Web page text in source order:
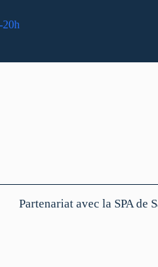
Partenariat avec la SPA de